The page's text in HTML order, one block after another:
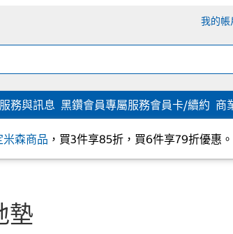
我的帳
務與訊息 黑鑽會員專屬服務會員卡/續約 商
米森商品 ，買3件享85折，買6件享79折優惠。
墊